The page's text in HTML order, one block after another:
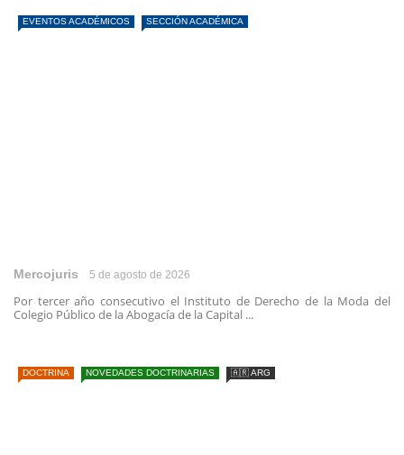
EVENTOS ACADÉMICOS SECCIÓN ACADÉMICA
Mercojuris 5 de agosto de 2026
Por tercer año consecutivo el Instituto de Derecho de la Moda del
Colegio Público de la Abogacía de la Capital ...
DOCTRINA NOVEDADES DOCTRINARIAS 🇦🇷 ARG